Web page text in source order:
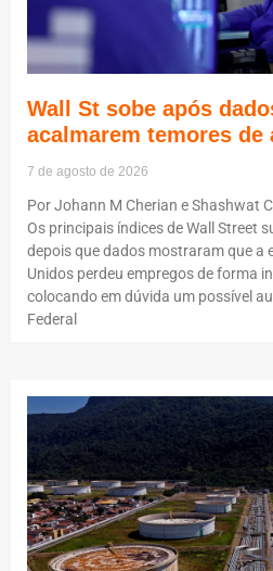
Wall St sobe após
acalmarem temores
7 de agosto de 2026
Por Johann M Cherian e Shashwat
Os principais índices de Wall Street
depois que dados mostraram que a
Unidos perdeu empregos de forma
colocando em dúvida um possível
Federal